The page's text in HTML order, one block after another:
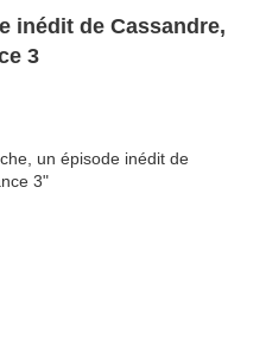
inédit de Cassandre,
3